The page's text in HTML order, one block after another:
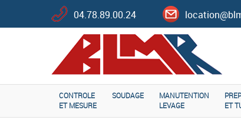
04.78.89.00.24
CONTROLE
ET MESURE
SOUDAGE
MANUTENTION
LEVAGE
ET